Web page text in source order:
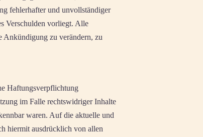
fehlerhafter und unvollständiger
Verschulden vorliegt. Alle
Ankündigung zu verändern, zu
Haftungsverpflichtung
im Falle rechtswidriger Inhalte
waren. Auf die aktuelle und
hiermit ausdrücklich von allen